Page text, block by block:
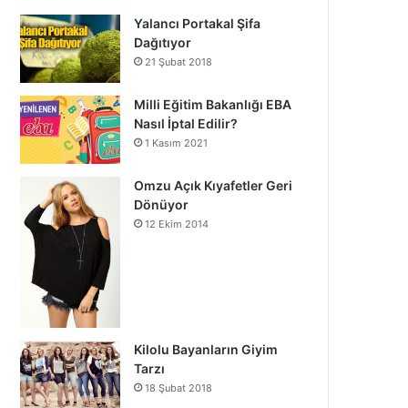
Yalancı Portakal Şifa
Dağıtıyor
21 Şubat 2018
Milli Eğitim Bakanlığı EBA
Nasıl İptal Edilir?
1 Kasım 2021
Omzu Açık Kıyafetler Geri
Dönüyor
12 Ekim 2014
Kilolu Bayanların Giyim
Tarzı
18 Şubat 2018